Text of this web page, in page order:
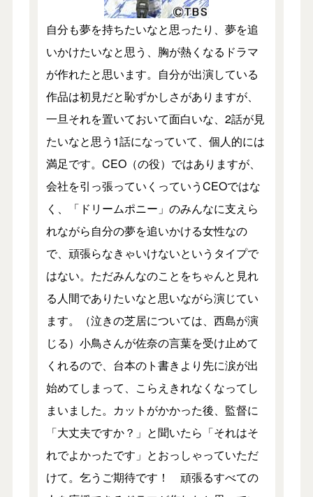
自分も夢を持ちたいなと思ったり、夢を追
いかけたいなと思う、胸が熱くなるドラマ
が作れたと思います。自分が出演している
作品は初見だと恥ずかしさがありますが、
一旦それを置いておいて面白いな、2話が見
たいなと思う1話になっていて、個人的には
満足です。CEO（の役）ではありますが、
会社を引っ張っていくっていうCEOではな
く、「ドリームポニー」のみんなに支えら
れながら自分の夢を追いかける女性なの
で、頑張らなきゃいけないというタイプで
はない。ただみんなのことをちゃんと見れ
る人間でありたいなと思いながら演じてい
ます。（泣きの芝居については、西島が演
じる）小鳥さんが佐奈の言葉を受け止めて
くれるので、台本のト書きより先に涙が出
始めてしまって、こらえきれなくなってし
まいました。カットがかかった後、監督に
「大丈夫ですか？」と聞いたら「それはそ
れでよかったです」とおっしゃっていただ
けて。乞うご期待です！ 頑張るすべての